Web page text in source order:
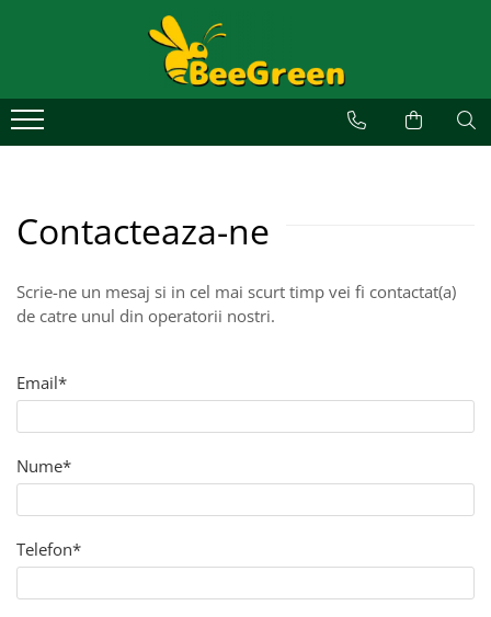
Covoare de exterior
Covoare de interior
Covoare profesionale
Covoare din aluminiu
Contacteaza-ne
Scrie-ne un mesaj si in cel mai scurt timp vei fi contactat(a)
de catre unul din operatorii nostri.
Email*
Nume*
Telefon*